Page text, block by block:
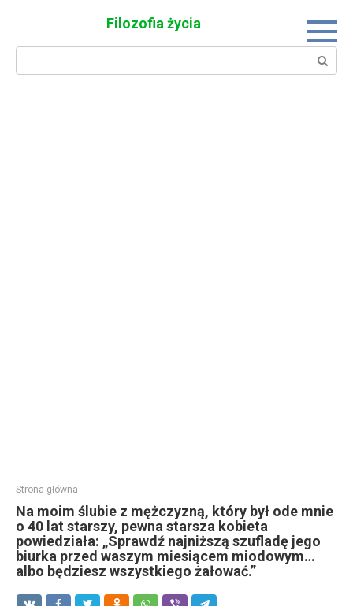
Filozofia życia
Search:
Strona główna
Na moim ślubie z mężczyzną, który był ode mnie
o 40 lat starszy, pewna starsza kobieta
powiedziała: „Sprawdź najniższą szufladę jego
biurka przed waszym miesiącem miodowym…
albo będziesz wszystkiego żałować.”